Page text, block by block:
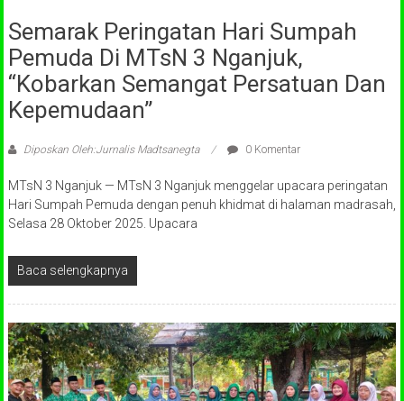
Semarak Peringatan Hari Sumpah
Pemuda Di MTsN 3 Nganjuk,
“Kobarkan Semangat Persatuan Dan
Kepemudaan”
Diposkan Oleh:Jurnalis Madtsanegta 0 Komentar
MTsN 3 Nganjuk — MTsN 3 Nganjuk menggelar upacara peringatan
Hari Sumpah Pemuda dengan penuh khidmat di halaman madrasah,
Selasa 28 Oktober 2025. Upacara
Baca selengkapnya